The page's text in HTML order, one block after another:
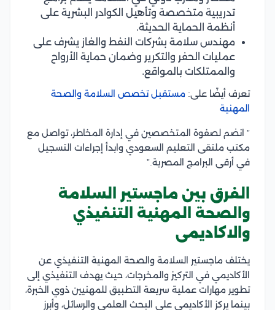
تدريبية متخصصة وتأهيل الكوادر البشرية على
أنظمة الحماية الحديثة.
مهندس سلامة بشركات النفط والغاز يشرف على
عمليات الحفر والتكرير وضمان حماية الأرواح
والممتلكات بالمواقع.
تعرف أيضًا على: مستقبل تخصص السلامة والصحة
المهنية
” انضم لصفوة المتخصصين في إدارة المخاطر، تواصل مع
مكتب ملتقى التعليم السعودي وابدأ إجراءات التسجيل
في أرقى البرامج المصرية.”
الفرق بين ماجستير السلامة
والصحة المهنية التنفيذي
والاكاديمى
يختلف ماجستير السلامة والصحة المهنية التنفيذي عن
الأكاديمي في التركيز والمخرجات، حيث يهدف التنفيذي إلى
تطوير مهارات عملية سريعة التطبيق للمهنيين ذوي الخبرة،
بينما يركز الأكاديمي على البحث العلمي والرسائل، وأبرز